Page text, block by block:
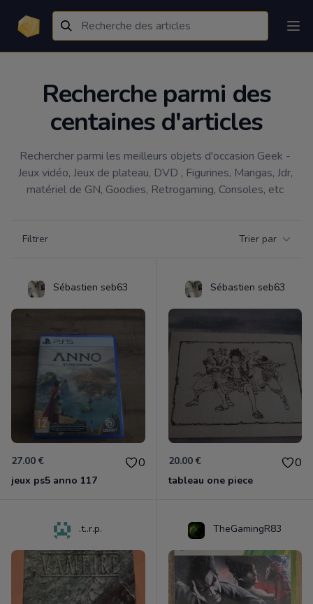
Recherche parmi des
centaines d'articles
Rechercher parmi les meilleurs objets d'occasion Geek -
Jeux vidéo, Jeux de plateau, DVD , Figurines, Mangas, Jdr,
matériel de GN, Goodies, Retrogaming, Consoles, etc
Filtrer Trier par
Sébastien seb63
27.00 € 0
jeux ps5 anno 117
Sébastien seb63
20.00 € 0
tableau one piece
.t..r.p. TheGamingR83